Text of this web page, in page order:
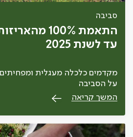
סביבה
התאמת 100%
עד לשנת 2025
מקדמים כלכלה מעגלית
על הסביבה
המשך קריאה